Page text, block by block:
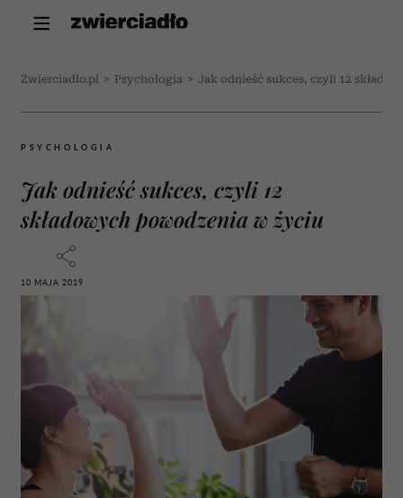
Zwierciadlo.pl > Psychologia > Jak odnieść sukces, czyli 12
PSYCHOLOGIA
Jak odnieść sukces, czyli 12
składowych powodzenia w życiu
10 MAJA 2019